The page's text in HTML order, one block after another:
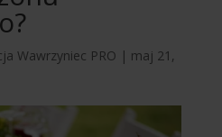
Wawrzyniec PRO | maj 21,